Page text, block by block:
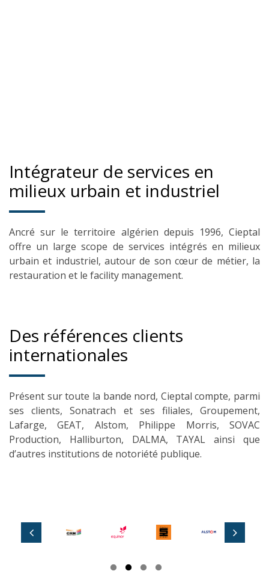
Intégrateur de services en
milieux urbain et industriel
Ancré sur le territoire algérien depuis 1996, Cieptal
offre un large scope de services intégrés en milieux
urbain et industriel, autour de son cœur de métier, la
restauration et le facility management.
Des références clients
internationales
Présent sur toute la bande nord, Cieptal compte, parmi
ses clients, Sonatrach et ses filiales, Groupement,
Lafarge, GEAT, Alstom, Philippe Morris, SOVAC
Production, Halliburton, DALMA, TAYAL ainsi que
d’autres institutions de notoriété publique.